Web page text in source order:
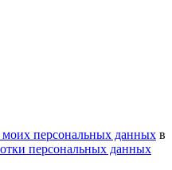
моих персональных данных в
персональных данных